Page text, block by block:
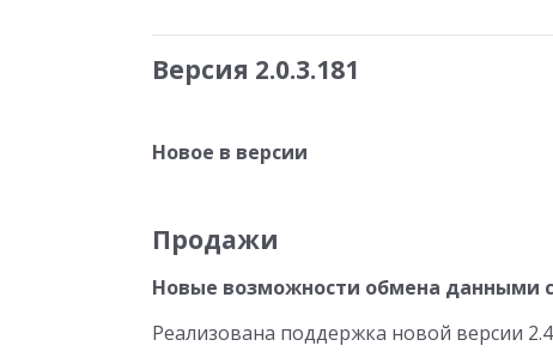
Версия 2.0.3.181
Новое в версии
Продажи
Новые возможности обмена данными
Реализована поддержка новой версии